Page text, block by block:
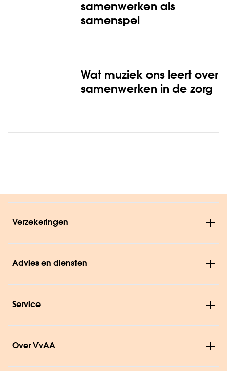
samenwerken als
samenspel
Wat muziek ons leert over
samenwerken in de zorg
Verzekeringen
Advies en diensten
Service
Over VvAA